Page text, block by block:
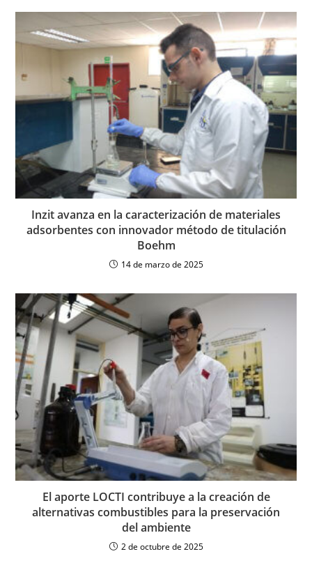
Inzit avanza en la caracterización de materiales
adsorbentes con innovador método de titulación
Boehm
14 de marzo de 2025
El aporte LOCTI contribuye a la creación de
alternativas combustibles para la preservación
del ambiente
2 de octubre de 2025